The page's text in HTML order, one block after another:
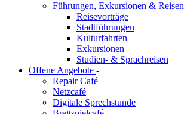
Führungen, Exkursionen & Reisen
Reisevorträge
Stadtführungen
Kulturfahrten
Exkursionen
Studien- & Sprachreisen
Offene Angebote -
Repair Café
Netzcafé
Digitale Sprechstunde